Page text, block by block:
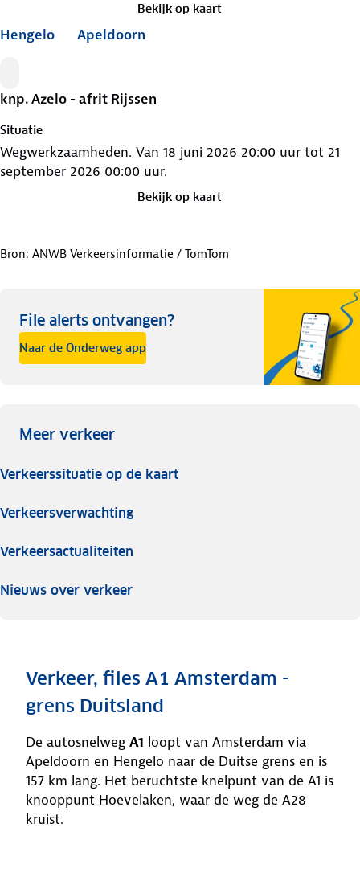
Bekijk op kaart
Hengelo Apeldoorn
knp. Azelo - afrit Rijssen
Situatie
Wegwerkzaamheden. Van 18 juni 2026 20:00 uur tot 21
september 2026 00:00 uur.
Bekijk op kaart
Bron: ANWB Verkeersinformatie / TomTom
File alerts ontvangen?
Naar de Onderweg app
Meer verkeer
Verkeerssituatie op de kaart
Verkeersverwachting
Verkeersactualiteiten
Nieuws over verkeer
Verkeer, files A1 Amsterdam -
grens Duitsland
De autosnelweg A1 loopt van Amsterdam via
Apeldoorn en Hengelo naar de Duitse grens en is
157 km lang. Het beruchtste knelpunt van de A1 is
knooppunt Hoevelaken, waar de weg de A28
kruist.